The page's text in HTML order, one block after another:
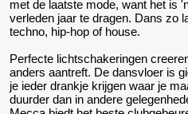
met de laatste mode, want het is
verleden jaar te dragen. Dans zo
techno, hip-hop of house.
Perfecte lichtschakeringen
anders aantreft. De dansvloer is
je ieder drankje krijgen waar je
duurder dan in andere